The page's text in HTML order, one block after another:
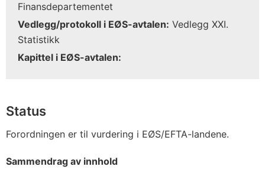
Finansdepartementet
Vedlegg/protokoll i EØS-avtalen: Vedlegg XXI.
Statistikk
Kapittel i EØS-avtalen:
Status
Forordningen er til vurdering i EØS/EFTA-landene.
Sammendrag av innhold